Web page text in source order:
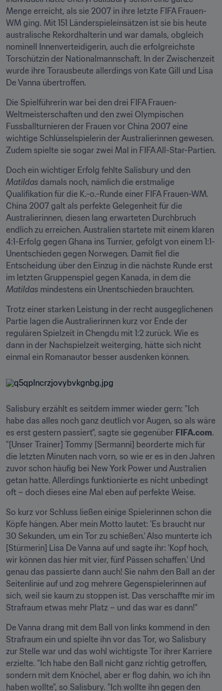
Menge erreicht, als sie 2007 in ihre letzte FIFA Frauen-
WM ging. Mit 151 Länderspieleinsätzen ist sie bis heute
australische Rekordhalterin und war damals, obgleich
nominell Innenverteidigerin, auch die erfolgreichste
Torschützin der Nationalmannschaft. In der Zwischenzeit
wurde ihre Torausbeute allerdings von Kate Gill und Lisa
De Vanna übertroffen.
Die Spielführerin war bei den drei FIFA Frauen-
Weltmeisterschaften und den zwei Olympischen
Fussballturnieren der Frauen vor China 2007 eine
wichtige Schlüsselspielerin der Australierinnen gewesen.
Zudem spielte sie sogar zwei Mal in FIFA All-Star-Partien.
Matildas damals noch, nämlich die erstmalige
Qualifikation für die K.-o.-Runde einer FIFA Frauen-WM.
China 2007 galt als perfekte Gelegenheit für die
Australierinnen, diesen lang erwarteten Durchbruch
endlich zu erreichen. Australien startete mit einem klaren
4:1-Erfolg gegen Ghana ins Turnier, gefolgt von einem 1:1-
Unentschieden gegen Norwegen. Damit fiel die
Entscheidung über den Einzug in die nächste Runde erst
Matildas mindestens ein Unentschieden brauchten.
Trotz einer starken Leistung in der recht ausgeglichenen
Partie lagen die Australierinnen kurz vor Ende der
regulären Spielzeit in Chengdu mit 1:2 zurück. Wie es
dann in der Nachspielzeit weiterging, hätte sich nicht
einmal ein Romanautor besser ausdenken können.
Salisbury erzählt es seitdem immer wieder gern: "Ich
habe das alles noch ganz deutlich vor Augen, so als wäre
es erst gestern passiert", sagte sie gegenüber FIFA.com.
"[Unser Trainer] Tommy [Sermanni] beorderte mich für
die letzten Minuten nach vorn, so wie er es in den Jahren
zuvor schon häufig bei New York Power und Australien
getan hatte. Allerdings funktionierte es nicht unbedingt
oft – doch dieses eine Mal eben auf perfekte Weise.
So kurz vor Schluss ließen einige Spielerinnen schon die
Köpfe hängen. Aber mein Motto lautet: 'Es braucht nur
30 Sekunden, um ein Tor zu schießen.' Also munterte ich
[Stürmerin] Lisa De Vanna auf und sagte ihr: 'Kopf hoch,
wir können das hier mit vier, fünf Pässen schaffen.' Und
genau das passierte dann auch! Sie nahm den Ball an der
Seitenlinie auf und zog mehrere Gegenspielerinnen auf
sich, weil sie kaum zu stoppen ist. Das verschaffte mir im
Strafraum etwas mehr Platz – und das war es dann!"
De Vanna drang mit dem Ball von links kommend in den
Strafraum ein und spielte ihn vor das Tor, wo Salisbury
zur Stelle war und das wohl wichtigste Tor ihrer Karriere
erzielte. "Ich habe den Ball nicht ganz richtig getroffen,
sondern mit dem Knöchel, aber er flog dahin, wo ich ihn
haben wollte", so Salisbury. "Ich wollte ihn gegen den